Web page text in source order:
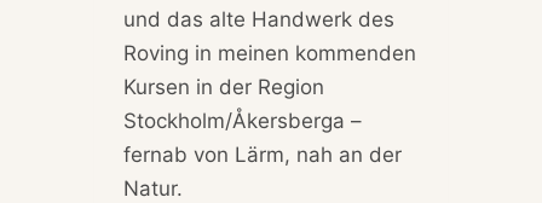
und das alte Handwerk des
Roving in meinen kommenden
Kursen in der Region
Stockholm/Åkersberga –
fernab von Lärm, nah an der
Natur.